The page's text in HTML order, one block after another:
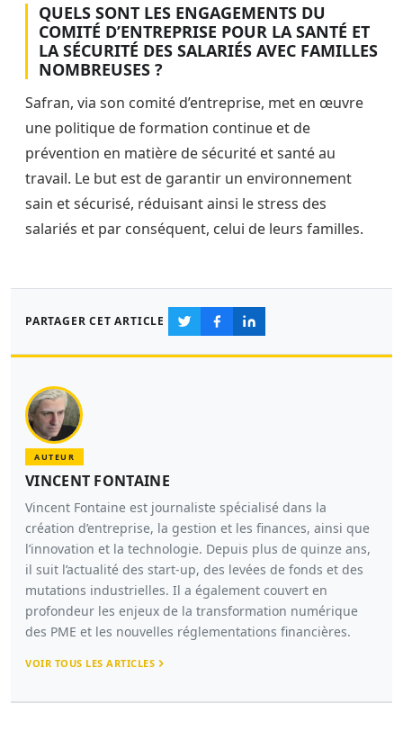
QUELS SONT LES ENGAGEMENTS DU
COMITÉ D’ENTREPRISE POUR LA SANTÉ ET
LA SÉCURITÉ DES SALARIÉS AVEC FAMILLES
NOMBREUSES ?
Safran, via son comité d’entreprise, met en œuvre
une politique de formation continue et de
prévention en matière de sécurité et santé au
travail. Le but est de garantir un environnement
sain et sécurisé, réduisant ainsi le stress des
salariés et par conséquent, celui de leurs familles.
PARTAGER CET ARTICLE
AUTEUR
VINCENT FONTAINE
Vincent Fontaine est journaliste spécialisé dans la
création d’entreprise, la gestion et les finances, ainsi que
l’innovation et la technologie. Depuis plus de quinze ans,
il suit l’actualité des start-up, des levées de fonds et des
mutations industrielles. Il a également couvert en
profondeur les enjeux de la transformation numérique
des PME et les nouvelles réglementations financières.
VOIR TOUS LES ARTICLES